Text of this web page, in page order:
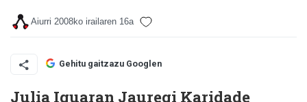
Aiurri 2008ko irailaren 16a
Gehitu gaitzazu Googlen
Julia Iguaran Jauregi Karidade